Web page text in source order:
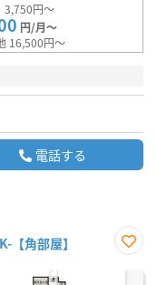
3,750円～
円/月～
16,500円～
電話する
【角部屋】
に入